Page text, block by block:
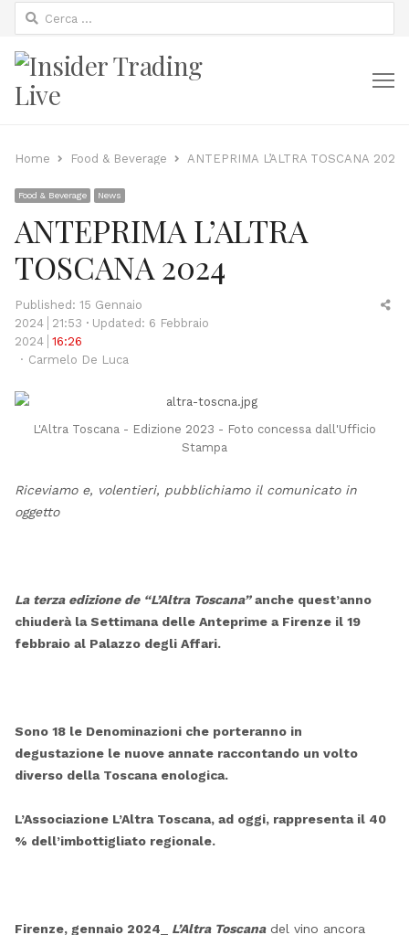
Ricerca
per:
Home Food & Beverage ANTEPRIMA L’ALTRA TOSCANA 2024
Food & Beverage News
ANTEPRIMA L’ALTRA
TOSCANA 2024
Published: 15 Gennaio
2024
21:53
Updated: 6 Febbraio
2024
16:26
Author
Carmelo De Luca
L'Altra Toscana - Edizione 2023 - Foto concessa dall'Ufficio
Stampa
Riceviamo e, volentieri, pubblichiamo il comunicato in
oggetto
La terza edizione de “L’Altra Toscana”anche quest’anno
chiuderà la Settimana delle Anteprime a Firenze il 19
febbraio al Palazzo degli Affari.
Sono 18 le Denominazioni che porteranno in
degustazione le nuove annate raccontando un volto
diverso della Toscana enologica.
L’Associazione L’Altra Toscana, ad oggi, rappresenta il 40
% dell’imbottigliato regionale.
Firenze, gennaio 2024 L’Altra Toscanadel vino ancora